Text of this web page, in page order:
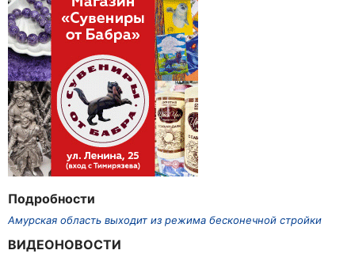
Подробности
Амурская область выходит из режима бесконечной стройки
ВИДЕОНОВОСТИ